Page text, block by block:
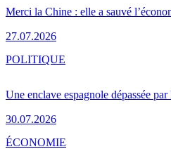
Merci la Chine : elle a sauvé
27.07.2026
Une enclave espagnole dépassée
30.07.2026
POLITIQUE
ÉCONOMIE